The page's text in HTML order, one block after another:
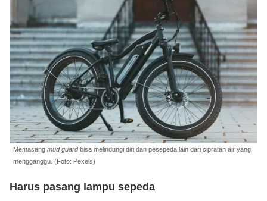
Memasang mud guardbisa melindungi diri dan pesepeda lain dari cipratan air yang
mengganggu. (Foto: Pexels)
Harus pasang lampu sepeda